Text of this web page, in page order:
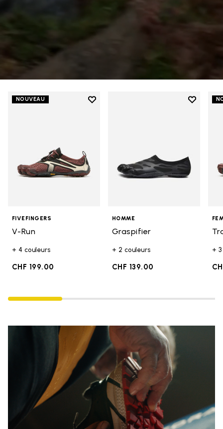
NOUVEAU
Add to wishlist
FIVEFINGERS
V-Run
+ 4 couleurs
CHF 199.00
Add to
HOMME
Graspifier
+ 2 couleurs
CHF 139.00
+